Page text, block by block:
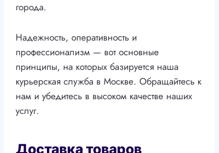
города.
Надежность, оперативность и
профессионализм — вот основные
принципы, на которых базируется наша
курьерская служба в Москве. Обращайтесь к
нам и убедитесь в высоком качестве наших
услуг.
Доставка товаров